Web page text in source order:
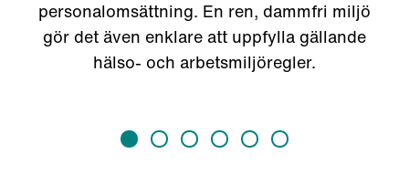
personalomsättning. En ren, dammfri miljö
gör det även enklare att uppfylla gällande
hälso- och arbetsmiljöregler.